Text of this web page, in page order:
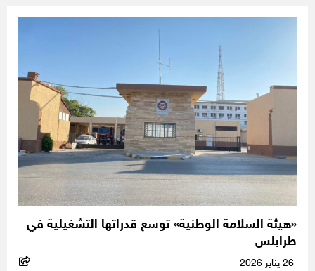
«هيئة السلامة الوطنية» توسع قدراتها التشغيلية في
طرابلس